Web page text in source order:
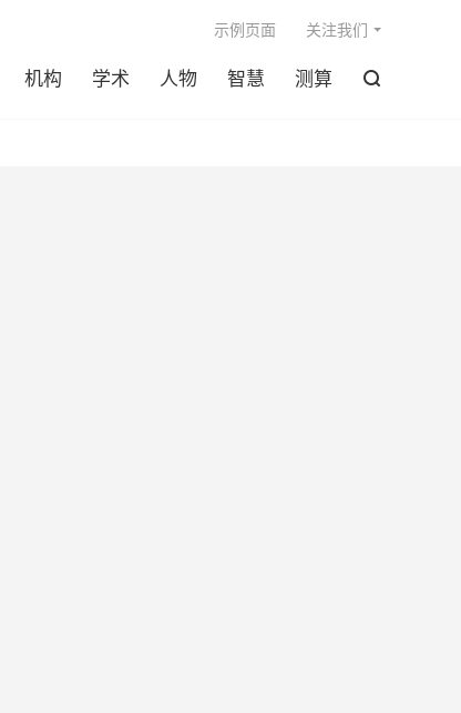
机构 学术 人物 智慧 测算 
示例页面 关注我们